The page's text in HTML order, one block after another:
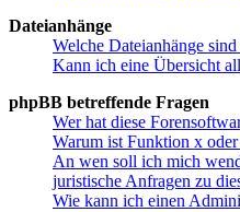
Dateianhänge
Welche Dateianhänge
Kann ich eine Übersicht
phpBB betreffende Fragen
Wer hat diese
Warum ist Funktion x
An wen soll ich mich
juristische Anfragen zu
Wie kann ich einen